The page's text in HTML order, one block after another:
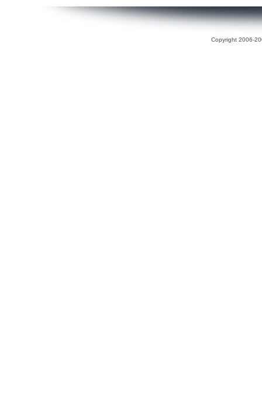
Copyright 2006-